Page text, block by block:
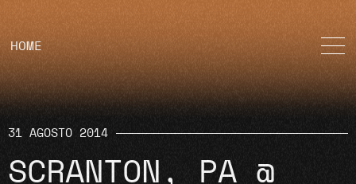
HOME
31 AGOSTO 2014
SCRANTON, PA @